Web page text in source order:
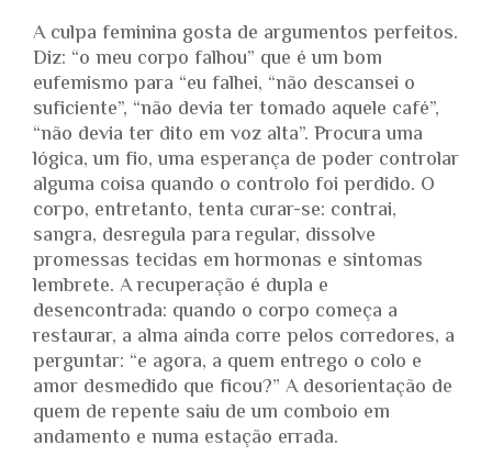
A culpa feminina gosta de argumentos perfeitos.
Diz: “o meu corpo falhou” que é um bom
eufemismo para “eu falhei, “não descansei o
suficiente”, “não devia ter tomado aquele café”,
“não devia ter dito em voz alta”. Procura uma
lógica, um fio, uma esperança de poder controlar
alguma coisa quando o controlo foi perdido. O
corpo, entretanto, tenta curar-se: contrai,
sangra, desregula para regular, dissolve
promessas tecidas em hormonas e sintomas
lembrete. A recuperação é dupla e
desencontrada: quando o corpo começa a
restaurar, a alma ainda corre pelos corredores, a
perguntar: “e agora, a quem entrego o colo e
amor desmedido que ficou?” A desorientação de
quem de repente saiu de um comboio em
andamento e numa estação errada.